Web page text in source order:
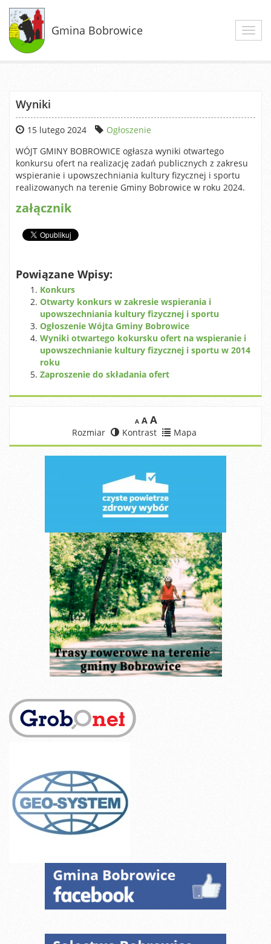
Gmina Bobrowice
Wyniki
15 lutego 2024
Ogłoszenie
WÓJT GMINY BOBROWICE ogłasza wyniki otwartego
konkursu ofert na realizację zadań publicznych z zakresu
wspieranie i upowszechniania kultury fizycznej i sportu
realizowanych na terenie Gminy Bobrowice w roku 2024.
załącznik
Powiązane Wpisy:
Konkurs
Otwarty konkurs w zakresie wspierania i
upowszechniania kultury fizycznej i sportu
Ogłoszenie Wójta Gminy Bobrowice
Wyniki otwartego kokursku ofert na wspieranie i
upowszechnianie kultury fizycznej i sportu w 2014
roku
Zaproszenie do składania ofert
A A A
Rozmiar Kontrast Mapa